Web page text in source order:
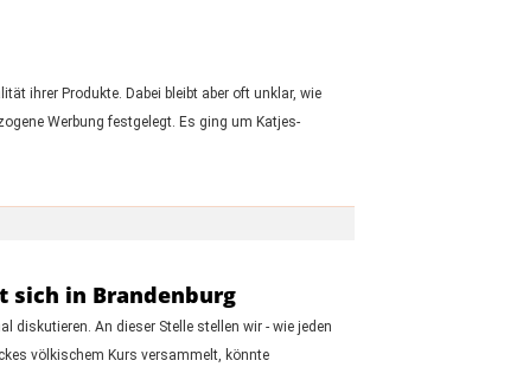
ihrer Produkte. Dabei bleibt aber oft unklar, wie
Werbung festgelegt. Es ging um Katjes-
sich in Brandenburg
diskutieren. An dieser Stelle stellen wir - wie jeden
völkischem Kurs versammelt, könnte